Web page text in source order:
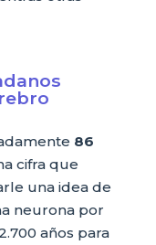
86
cifra que
una idea de
neurona por
años para